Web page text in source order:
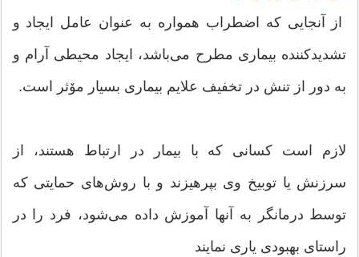
از آنجایی که اضطراب همواره به عنوان عامل ایجاد و
تشدیدکننده بیماری مطرح می‌باشد، ایجاد محیطی آرام و
به دور از تنش در تخفیف علایم بیماری بسیار مۆثر است.
لازم است کسانی که با بیمار در ارتباط هستند، از
سرزنش یا توبیخ وی بپرهیزند و با روش‌های حمایتی که
توسط درمانگر به آنها آموزش داده می‌شود، فرد را در
راستای بهبودی یاری نمایند